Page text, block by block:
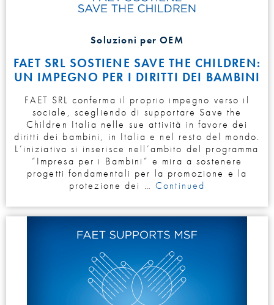
Soluzioni per OEM
FAET SRL SOSTIENE SAVE THE CHILDREN:
UN IMPEGNO PER I DIRITTI DEI BAMBINI
FAET SRL conferma il proprio impegno verso il
sociale, scegliendo di supportare Save the
Children Italia nelle sue attività in favore dei
diritti dei bambini, in Italia e nel resto del mondo.
L’iniziativa si inserisce nell’ambito del programma
“Impresa per i Bambini” e mira a sostenere
progetti fondamentali per la promozione e la
protezione dei …Continued